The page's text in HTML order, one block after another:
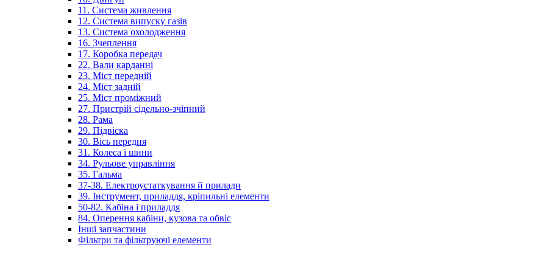
11. Система живлення
12. Система випуску газів
13. Система охолодження
16. Зчеплення
17. Коробка передач
22. Вали карданні
23. Міст передній
24. Міст задній
25. Міст проміжний
27. Пристрій сідельно-зчіпний
28. Рама
29. Підвіска
30. Вісь передня
31. Колеса і шини
34. Рульове управління
35. Гальма
37-38. Електроустаткування й прилади
39. Інструмент, приладдя, кріпильні елементи
50-82. Кабіна і приладдя
84. Оперення кабіни, кузова та обвіс
Інші запчастини
Фільтри та фільтруючі елементи